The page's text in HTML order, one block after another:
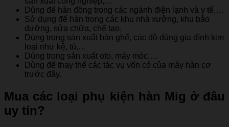
Dùng để hàn đồng trong các ngành điện lạnh và y tế,…
Sử dụng để hàn trong các khu nhà xưởng, khu bảo
dưỡng, sửa chữa, chế tạo.
Dùng trong sản xuất bàn ghế, các đồ dùng gia đình kim
loại như kệ, tủ,…
Dùng trong sản xuất oto, máy móc,…
Dùng để thay thế các tác vụ vốn có của máy hàn cơ
trước đây.
Mua các loại phụ kiện hàn Mig ở đâu
uy tín?